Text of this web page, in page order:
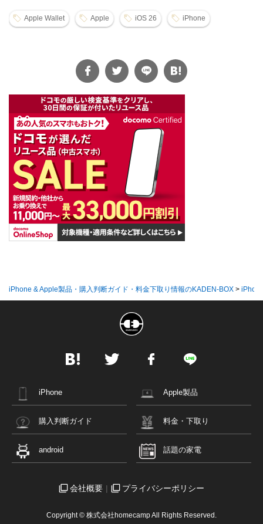
Apple Wallet Apple iOS 26 iPhone
iPhone & Apple製品・購入判断ガイド・料金下取り情報のKADEN-BOX >
iPhone Apple製品
購入判断ガイド 料金・下取り
android 話題の家電
会社概要 プライバシーポリシー
Copyright © 株式会社homecamp All Rights Reserved.